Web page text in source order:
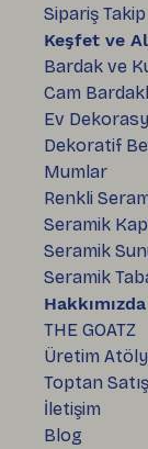
Sipariş Takip
Keşfet ve
Bardak ve
Cam
Ev
Dekoratif
Mumlar
Renkli
Seramik
Seramik
Seramik
Hakkımızda
THE GOATZ
Üretim
Toptan Satış
İletişim
Blog